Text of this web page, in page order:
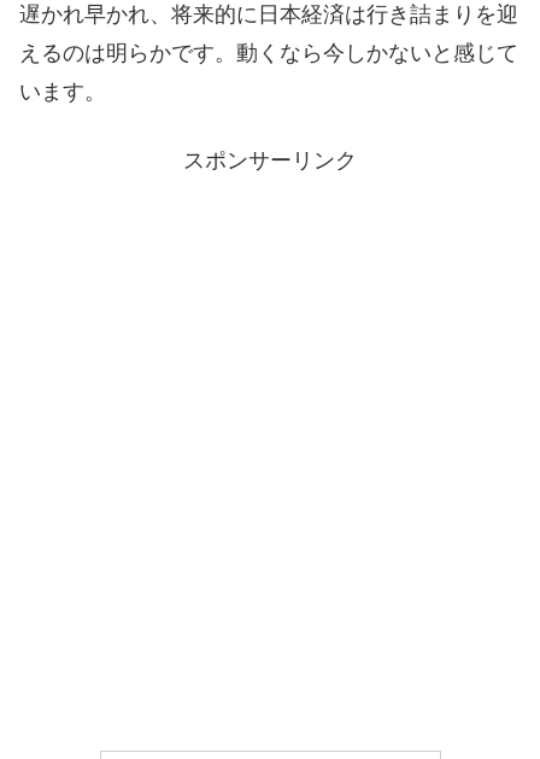
遅かれ早かれ、将来的に日本経済は行き詰まりを迎
えるのは明らかです。動くなら今しかないと感じて
います。
スポンサーリンク